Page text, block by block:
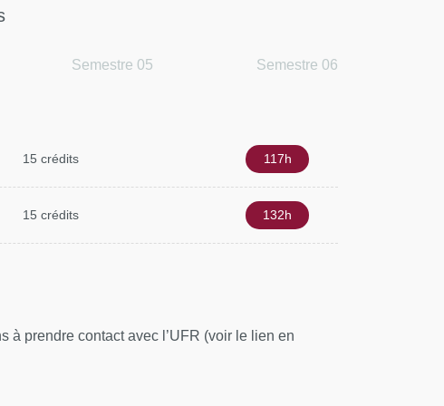
Semestre 05 Semestre 06
15 crédits 117h
15 crédits 132h
à prendre contact avec l’UFR (voir le lien en